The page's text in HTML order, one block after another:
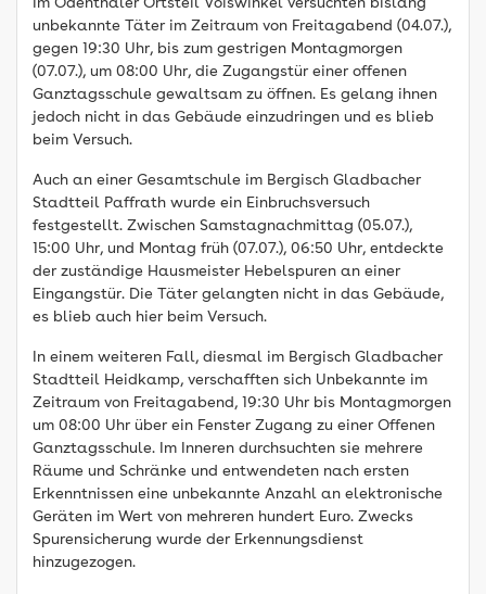
Im Odenthaler Ortsteil Voiswinkel versuchten bislang
unbekannte Täter im Zeitraum von Freitagabend (04.07.),
gegen 19:30 Uhr, bis zum gestrigen Montagmorgen
(07.07.), um 08:00 Uhr, die Zugangstür einer offenen
Ganztagsschule gewaltsam zu öffnen. Es gelang ihnen
jedoch nicht in das Gebäude einzudringen und es blieb
beim Versuch.
Auch an einer Gesamtschule im Bergisch Gladbacher
Stadtteil Paffrath wurde ein Einbruchsversuch
festgestellt. Zwischen Samstagnachmittag (05.07.),
15:00 Uhr, und Montag früh (07.07.), 06:50 Uhr, entdeckte
der zuständige Hausmeister Hebelspuren an einer
Eingangstür. Die Täter gelangten nicht in das Gebäude,
es blieb auch hier beim Versuch.
In einem weiteren Fall, diesmal im Bergisch Gladbacher
Stadtteil Heidkamp, verschafften sich Unbekannte im
Zeitraum von Freitagabend, 19:30 Uhr bis Montagmorgen
um 08:00 Uhr über ein Fenster Zugang zu einer Offenen
Ganztagsschule. Im Inneren durchsuchten sie mehrere
Räume und Schränke und entwendeten nach ersten
Erkenntnissen eine unbekannte Anzahl an elektronische
Geräten im Wert von mehreren hundert Euro. Zwecks
Spurensicherung wurde der Erkennungsdienst
hinzugezogen.